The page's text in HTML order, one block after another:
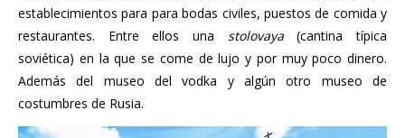
establecimientos para para bodas civiles, puestos de comida y
restaurantes. Entre ellos una stolovaya(cantina típica
soviética) en la que se come de lujo y por muy poco dinero.
Además del museo del vodka y algún otro museo de
costumbres de Rusia.